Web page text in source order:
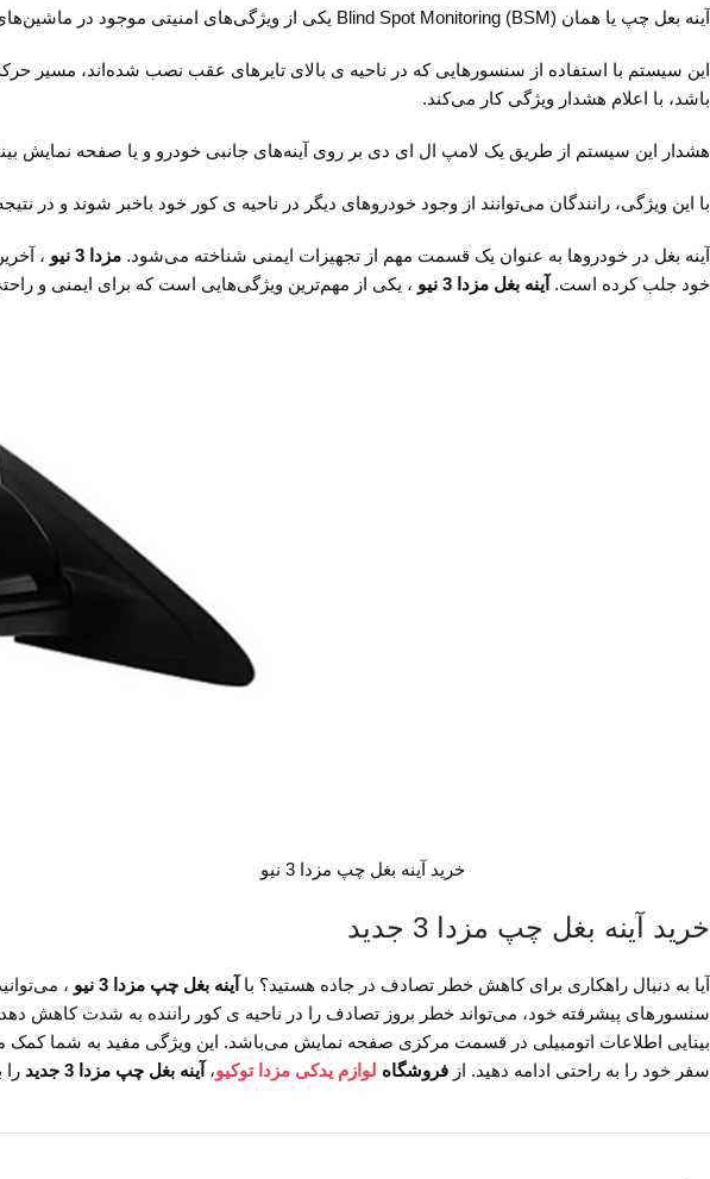
آینه بعل چپ یا همان Blind Spot Monitoring (BSM) یکی از ویژگی‌های امنیتی موجود در ماشین‌های مزدا 3 جدید است.
باشد، با اعلام هشدار ویژگی کار می‌کند.
هشدار این سیستم از طریق یک لامپ ال ای دی بر روی آینه‌های جانبی خودرو و یا صفحه نمایش
با این ویژگی، رانندگان می‌توانند از وجود خودروهای دیگر در ناحیه ی کور خود باخبر شوند و در
آینه بغل در خودروها به عنوان یک قسمت مهم از تجهیزات ایمنی شناخته می‌شود. مزدا 3 نیو
،
خود جلب کرده است. آینه بغل مزدا 3 نیو ، یکی از مهم‌ترین ویژگی‌هایی است که برای ایمنی و
خرید آینه بغل چپ مزدا 3 نیو
خرید آینه بغل چپ مزدا 3 جدید
آیا به دنبال راهکاری برای کاهش خطر تصادف در جاده هستید؟ با آینه بغل چپ مزدا 3 نیو
سنسورهای پیشرفته خود، می‌تواند خطر بروز تصادف را در ناحیه ی کور راننده به شدت کاهش
بینایی اطلاعات اتومبیلی در قسمت مرکزی صفحه نمایش می‌باشد. این ویژگی مفید به شما کمک
سفر خود را به راحتی ادامه دهید. از فروشگاه لوازم یدکی مزدا توکیو، آینه بغل چپ مزدا 3 جدید را